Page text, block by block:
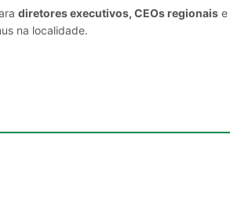
diretores executivos, CEOs regionais e
na localidade.